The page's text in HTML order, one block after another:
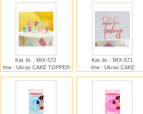
CELEBRATE
Kat. br. : MIX-572
Ime : Ukras CAKE TOPPER
Kat. br. : MIX-571
Ime : Ukras CAKE
Gold